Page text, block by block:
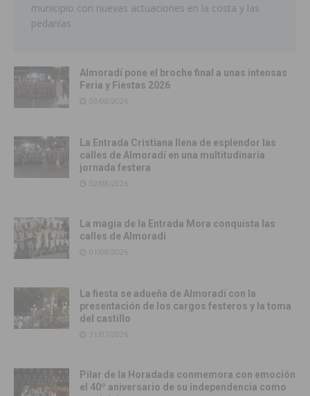
municipio con nuevas actuaciones en la costa y las
pedanías
Almoradí pone el broche final a unas intensas
Feria y Fiestas 2026
03/08/2026
La Entrada Cristiana llena de esplendor las
calles de Almoradí en una multitudinaria
jornada festera
02/08/2026
La magia de la Entrada Mora conquista las
calles de Almoradí
01/08/2026
La fiesta se adueña de Almoradí con la
presentación de los cargos festeros y la toma
del castillo
31/07/2026
Pilar de la Horadada conmemora con emoción
el 40º aniversario de su independencia como